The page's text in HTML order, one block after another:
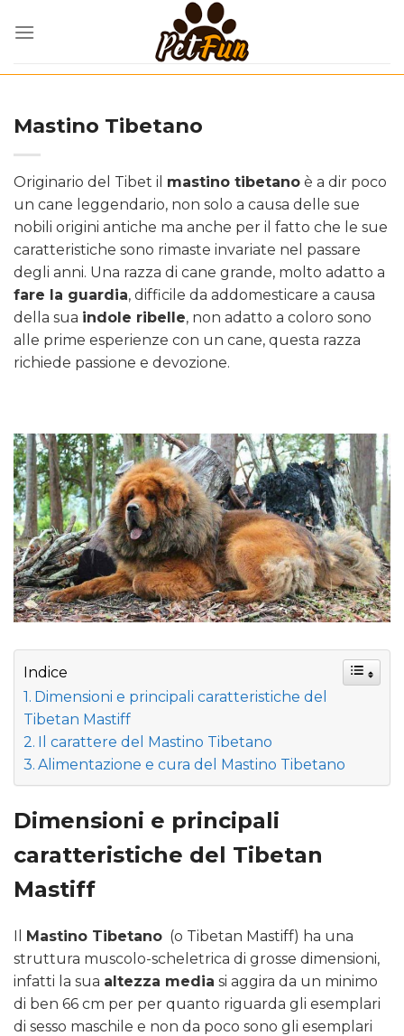
Mastino Tibetano
Originario del Tibet il mastino tibetano è a dir poco
un cane leggendario, non solo a causa delle sue
nobili origini antiche ma anche per il fatto che le sue
caratteristiche sono rimaste invariate nel passare
degli anni. Una razza di cane grande, molto adatto a
fare la guardia, difficile da addomesticare a causa
della sua indole ribelle, non adatto a coloro sono
alle prime esperienze con un cane, questa razza
richiede passione e devozione.
Indice
Dimensioni e principali caratteristiche del
Tibetan Mastiff
Il carattere del Mastino Tibetano
Alimentazione e cura del Mastino Tibetano
Dimensioni e principali
caratteristiche del Tibetan
Mastiff
Il Mastino Tibetano (o Tibetan Mastiff) ha una
struttura muscolo-scheletrica di grosse dimensioni,
infatti la sua altezza media si aggira da un minimo
di ben 66 cm per per quanto riguarda gli esemplari
di sesso maschile e non da poco sono gli esemplari